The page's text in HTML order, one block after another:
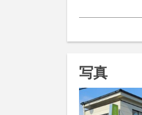
写真